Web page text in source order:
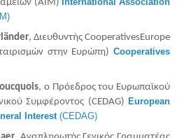
(AIM)
, Διευθυντής CooperativesEurope
στην Ευρώπη) Cooperatives
, ο Πρόεδρος του Ευρωπαϊκού
Συμφέροντος (CEDAG) European
Interest (CEDAG)